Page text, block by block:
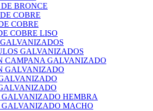
BRONCE
COBRE
COBRE
COBRE LISO
GALVANIZADOS
CAMPANA GALVANIZADO
GALVANIZADO
GALVANIZADO HEMBRA
GALVANIZADO MACHO